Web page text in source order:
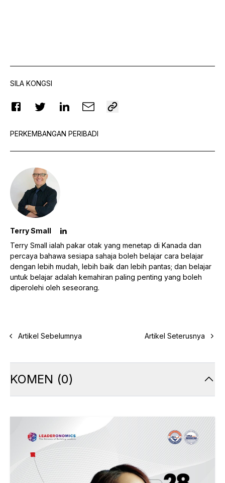
SILA KONGSI
PERKEMBANGAN PERIBADI
Terry Small
Terry Small ialah pakar otak yang menetap di Kanada dan
percaya bahawa sesiapa sahaja boleh belajar cara belajar
dengan lebih mudah, lebih baik dan lebih pantas; dan belajar
untuk belajar adalah kemahiran paling penting yang boleh
diperolehi oleh seseorang.
Artikel Sebelumnya Artikel Seterusnya
KOMEN (0)